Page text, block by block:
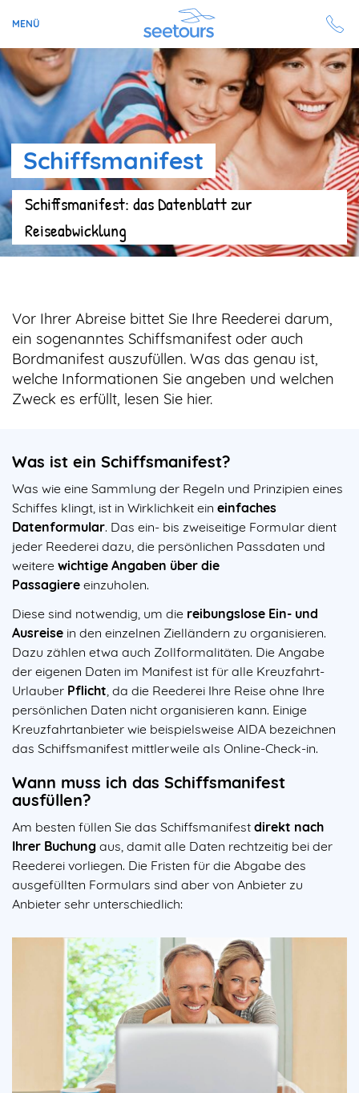
MENÜ
Seetours
Ziele
Ratgeber
Schiffe
Reisesuche
Angebote
Aktuell auf seetours
Schiffsmanifest
Schiffsmanifest: das Datenblatt zur
Reiseabwicklung
Vor Ihrer Abreise bittet Sie Ihre Reederei darum,
ein sogenanntes Schiffsmanifest oder auch
Bordmanifest auszufüllen. Was das genau ist,
welche Informationen Sie angeben und welchen
Zweck es erfüllt, lesen Sie hier.
Was ist ein Schiffsmanifest?
Was wie eine Sammlung der Regeln und Prinzipien eines
Schiffes klingt, ist in Wirklichkeit ein einfaches
Datenformular. Das ein- bis zweiseitige Formular dient
jeder Reederei dazu, die persönlichen Passdaten und
weitere wichtige Angaben über die
Passagiere einzuholen.
Diese sind notwendig, um die reibungslose Ein- und
Ausreise in den einzelnen Zielländern zu organisieren.
Dazu zählen etwa auch Zollformalitäten. Die Angabe
der eigenen Daten im Manifest ist für alle Kreuzfahrt-
Urlauber Pflicht, da die Reederei Ihre Reise ohne Ihre
persönlichen Daten nicht organisieren kann. Einige
Kreuzfahrtanbieter wie beispielsweise AIDA bezeichnen
das Schiffsmanifest mittlerweile als Online-Check-in.
Wann muss ich das Schiffsmanifest
ausfüllen?
Am besten füllen Sie das Schiffsmanifest direkt nach
Ihrer Buchung aus, damit alle Daten rechtzeitig bei der
Reederei vorliegen. Die Fristen für die Abgabe des
ausgefüllten Formulars sind aber von Anbieter zu
Anbieter sehr unterschiedlich: